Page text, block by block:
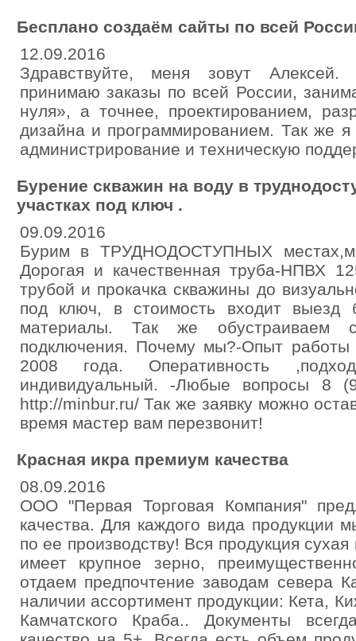
Бесплано создаём сайты по всей
12.09.2016
Здравствуйте, меня зовут
принимаю заказы по всей России,
нуля», а точнее, проектированием,
дизайна и программированием. Так же
администрирование и техническую
Бурение скважин на воду в
участках под ключ .
09.09.2016
Бурим в ТРУДНОДОСТУПНЫХ
Дорогая и качественная труба-НПВХ
трубой и прокачка скважины до
под ключ, в стоимость входит выезд
материалы. Так же обустраиваем
подключения. Почему мы?-Опыт
2008 года. Оперативность
индивидуальный. -Любые вопросы 8
http://minbur.ru/ Так же заявку можно
время мастер вам перезвонит!
Красная икра премиум качества
08.09.2016
ООО "Первая Торговая Компания"
качества. Для каждого вида продукции
по ее производству! Вся продукция
имеет крупное зерно,
отдаем предпочтение заводам севера
наличии ассортимент продукции: Кета,
Камчатского Краба.. Документы